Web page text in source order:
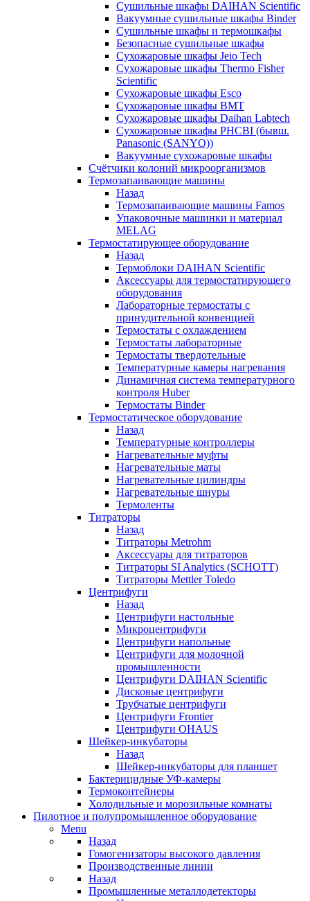
Сушильные шкафы DAIHAN Scientific
Вакуумные сушильные шкафы Binder
Сушильные шкафы и термошкафы
Безопасные сушильные шкафы
Сухожаровые шкафы Jeio Tech
Сухожаровые шкафы Thermo Fisher
Scientific
Сухожаровые шкафы Esco
Сухожаровые шкафы BMT
Сухожаровые шкафы Daihan Labtech
Сухожаровые шкафы PHCBI (бывш.
Panasonic (SANYO))
Вакуумные сухожаровые шкафы
Счётчики колоний микроорганизмов
Термозапаивающие машины
Назад
Термозапаивающие машины Famos
Упаковочные машинки и материал
MELAG
Термостатирующее оборудование
Назад
Термоблоки DAIHAN Scientific
Аксессуары для термостатирующего
оборудования
Лабораторные термостаты с
принудительной конвенцией
Термостаты с охлаждением
Термостаты лабораторные
Термостаты твердотельные
Температурные камеры нагревания
Динамичная система температурного
контроля Huber
Термостаты Binder
Термостатическое оборудование
Назад
Температурные контроллеры
Нагревательные муфты
Нагревательные маты
Нагревательные цилиндры
Нагревательные шнуры
Термоленты
Титраторы
Назад
Титраторы Metrohm
Аксессуары для титраторов
Титраторы SI Analytics (SCHOTT)
Титраторы Mettler Toledo
Центрифуги
Назад
Центрифуги настольные
Микроцентрифуги
Центрифуги напольные
Центрифуги для молочной
промышленности
Центрифуги DAIHAN Scientific
Дисковые центрифуги
Трубчатые центрифуги
Центрифуги Frontier
Центрифуги OHAUS
Шейкер-инкубаторы
Назад
Шейкер-инкубаторы для планшет
Бактерицидные УФ-камеры
Термоконтейнеры
Холодильные и морозильные комнаты
Пилотное и полупромышленное оборудование
Menu
Назад
Гомогенизаторы высокого давления
Производственные линии
Назад
Промышленные металлодетекторы